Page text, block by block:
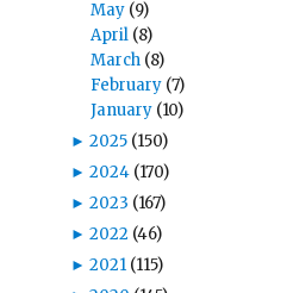
May (9)
April (8)
March (8)
February (7)
January (10)
► 2025 (150)
► 2024 (170)
► 2023 (167)
► 2022 (46)
► 2021 (115)